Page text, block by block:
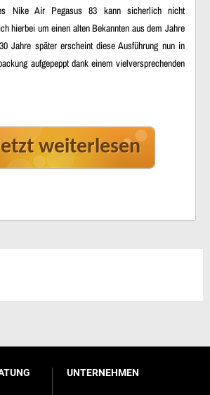
Nike Air Pegasus 83 kann sicherlich nicht
hierbei um einen alten Bekannten aus dem Jahre
Jahre später erscheint diese Ausführung nun in
aufgepeppt dank einem vielversprechenden
weiterlesen
UNTERNEHMEN